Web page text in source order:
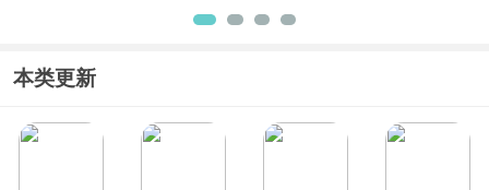
OL官方正
本类更新